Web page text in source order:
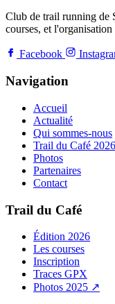
Club de trail running de
courses, et
Facebook
Navigation
Accueil
Actualité
Qui sommes-nous
Trail du Café 2026
Photos
Partenaires
Contact
Trail du Café
Édition 2026
Les courses
Inscription
Traces GPX
Photos 2025 ↗